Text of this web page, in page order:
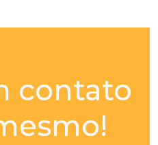
contato